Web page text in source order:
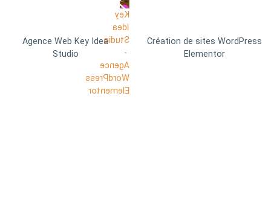
Agence Web Key Idea
Studio
Création de sites WordPress
Elementor